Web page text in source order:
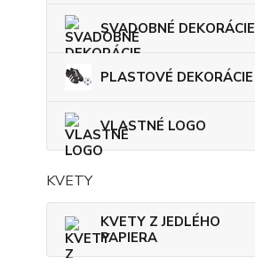
SVADOBNÉ DEKORÁCIE
PLASTOVÉ DEKORÁCIE
VLASTNÉ LOGO
KVETY
KVETY Z JEDLÉHO
PAPIERA